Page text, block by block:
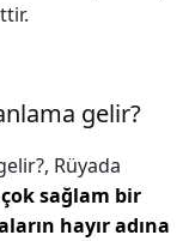
gelir?
Rüyada
sağlam bir
hayır adına